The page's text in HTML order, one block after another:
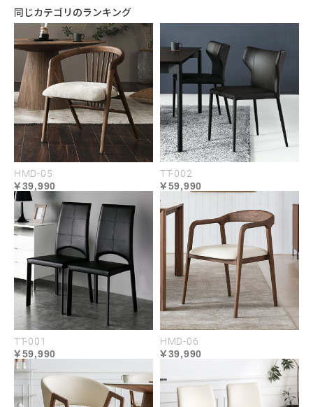
USABILITY
柔らかにラウンドする背もたれ
後方へと柔らかなカーブを描き、身体にフィットす
同じカテゴリのランキング
HMD-05
39,990
TT-002
59,990
TT-001
59,990
HMD-06
39,990